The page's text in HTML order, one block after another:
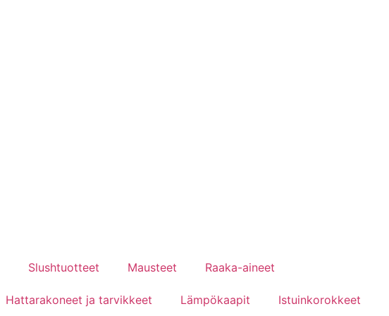
Slushtuotteet Mausteet Raaka-aineet
Hattarakoneet ja tarvikkeet Lämpökaapit Istuinkorokkeet